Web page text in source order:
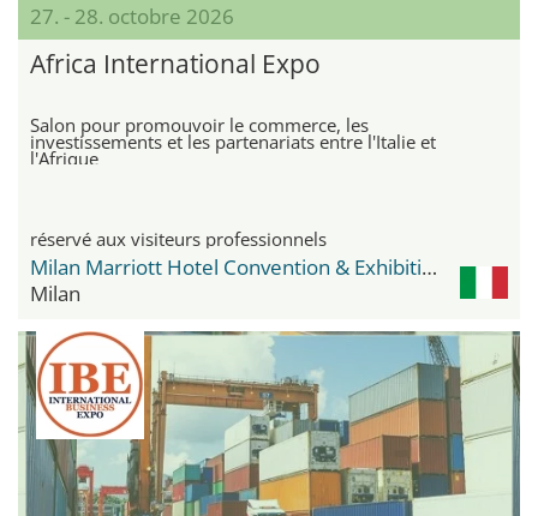
27. - 28. octobre 2026
Africa International Expo
Salon pour promouvoir le commerce, les
investissements et les partenariats entre l'Italie et
l'Afrique
réservé aux visiteurs professionnels
Milan Marriott Hotel Convention & Exhibition Center
Milan